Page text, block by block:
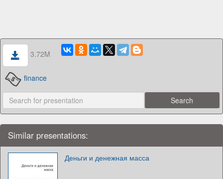
3.72M
finance
Similar presentations:
Деньги и денежная масса